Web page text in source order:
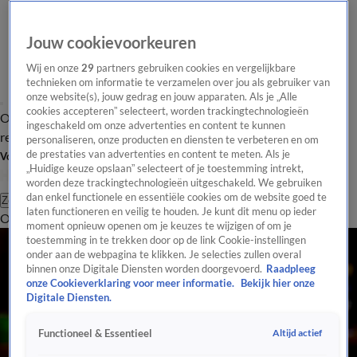
Overzicht Laatste nieuws Regionieuws Het beste van Hart
Tip de
redactie
Volg Hart van Nederland
Zoeken
OverzichtRegioUitzendingenWeerTip de redactiePanelVideo's
Jouw cookievoorkeuren
Wij en onze29 partners gebruiken cookies en vergelijkbare
technieken om informatie te verzamelen over jou als gebruiker van
onze website(s), jouw gedrag en jouw apparaten. Als je „Alle
cookies accepteren” selecteert, worden trackingtechnologieën
ingeschakeld om onze advertenties en content te kunnen
personaliseren, onze producten en diensten te verbeteren en om
de prestaties van advertenties en content te meten. Als je
„Huidige keuze opslaan” selecteert of je toestemming intrekt,
worden deze trackingtechnologieën uitgeschakeld. We gebruiken
dan enkel functionele en essentiële cookies om de website goed te
laten functioneren en veilig te houden. Je kunt dit menu op ieder
moment opnieuw openen om je keuzes te wijzigen of om je
toestemming in te trekken door op de link Cookie-instellingen
onder aan de webpagina te klikken. Je selecties zullen overal
binnen onze Digitale Diensten worden doorgevoerd. Raadpleeg
onze Cookieverklaring voor meer informatie.
Bekijk hier onze
Digitale Diensten.
Functioneel & Essentieel Altijd actief